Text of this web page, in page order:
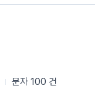
문자 100 건